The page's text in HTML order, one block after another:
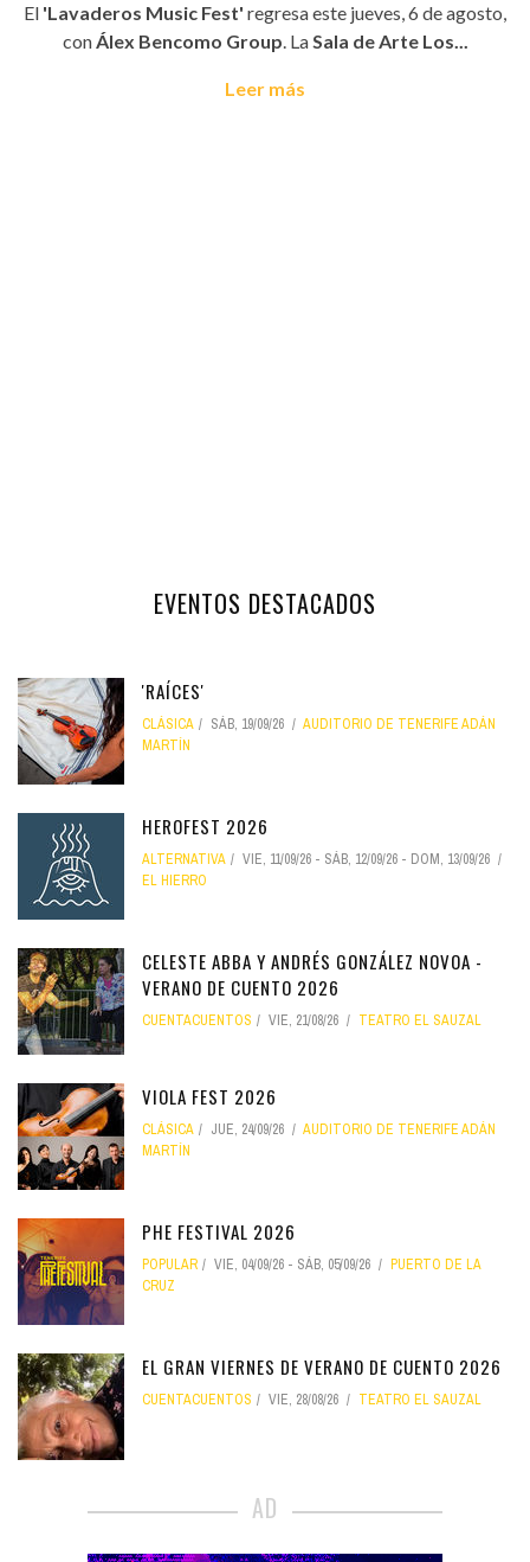
El 'Lavaderos Music Fest' regresa este jueves, 6 de agosto,
conÁlex Bencomo Group. LaSala de Arte Los...
Leer más
EVENTOS DESTACADOS
'RAÍCES'
CLÁSICA SÁB, 19/09/26
AUDITORIO DE TENERIFE ADÁN
MARTÍN
HEROFEST 2026
ALTERNATIVA VIE, 11/09/26 - SÁB, 12/09/26 - DOM, 13/09/26
EL HIERRO
CELESTE ABBA Y ANDRÉS GONZÁLEZ NOVOA -
VERANO DE CUENTO 2026
CUENTACUENTOS VIE, 21/08/26 TEATRO EL SAUZAL
VIOLA FEST 2026
CLÁSICA JUE, 24/09/26
AUDITORIO DE TENERIFE ADÁN
MARTÍN
PHE FESTIVAL 2026
POPULAR VIE, 04/09/26 - SÁB, 05/09/26
PUERTO DE LA
CRUZ
EL GRAN VIERNES DE VERANO DE CUENTO 2026
CUENTACUENTOS VIE, 28/08/26 TEATRO EL SAUZAL
AD